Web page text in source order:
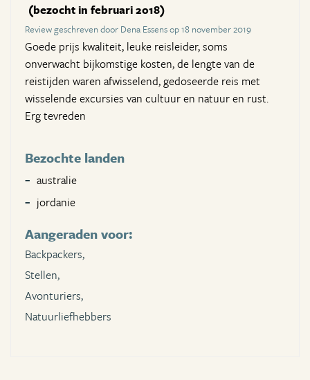
(bezocht in februari 2018)
Review geschreven door Dena Essens op 18 november 2019
Goede prijs kwaliteit, leuke reisleider, soms
onverwacht bijkomstige kosten, de lengte van de
reistijden waren afwisselend, gedoseerde reis met
wisselende excursies van cultuur en natuur en rust.
Erg tevreden
Bezochte landen
australie
jordanie
Aangeraden voor:
Backpackers,
Stellen,
Avonturiers,
Natuurliefhebbers